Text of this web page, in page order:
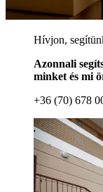
Hívjon,
Azonnali
minket és mi
+36 (70) 678